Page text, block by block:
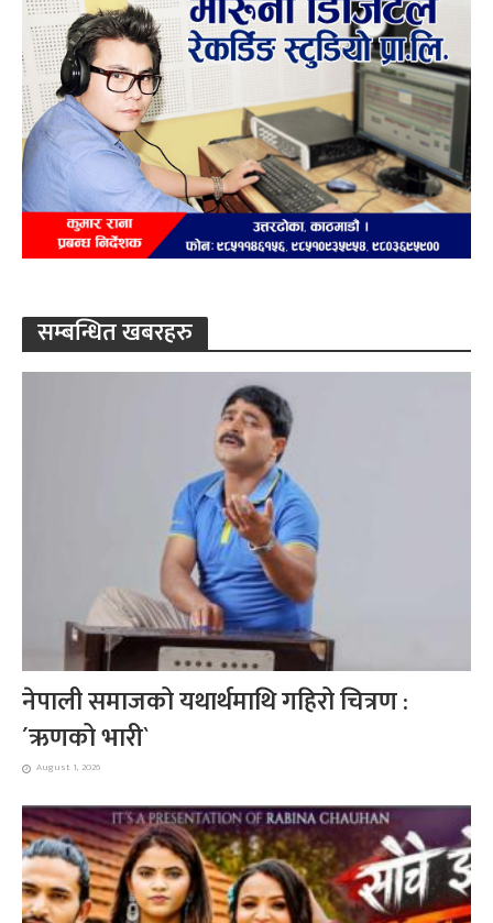
सम्बन्धित खबरहरु
नेपाली समाजको यथार्थमाथि गहिरो चित्रण :
´ऋणको भारी`
August 1, 2026